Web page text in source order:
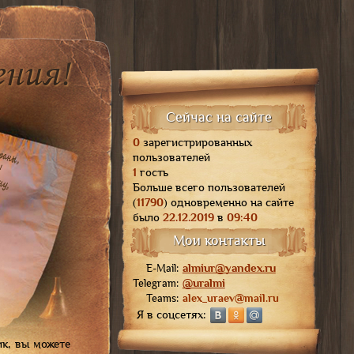
вы мо­же­те
Сейчас на сайте
0зарегистрированных
пользователей
1 гость
Больше всего пользователей
(11790) одновременно на сайте
было 22.12.2019в 09:40
Мои контакты
E-Mail: almiur@yandex.ru
Telegram: @uralmi
Teams: alex_uraev@mail.ru
Я в соцсетях: